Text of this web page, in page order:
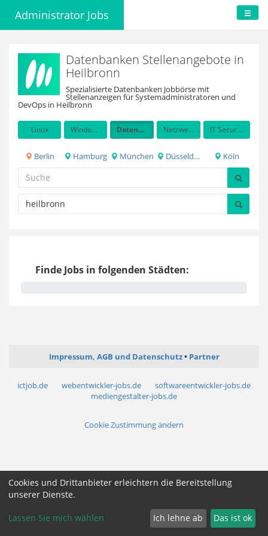
Administrator Jobs
Datenbanken Stellenangebote in
Heilbronn
Spezialisierte Datenbanken Jobbörse mit
Stellenanzeigen für Systemadministratoren und
DevOps in Heilbronn
Linux Windows Server Datenbanken Netzwerkadministration IT Security / Auditing
Berlin Hamburg München Düsseldorf Köln
Finde Jobs in folgenden Städten:
Impressum, AGB und Datenschutz Partner
ictjob.de webentwickler-jobs.de
softwareentwickler-jobs.de
mediengestalter-jobs.de
Cookie Zustimmung ändern
Cookies und Drittanbieter erleichtern die Bereitstellung
unserer Dienste.
Lassen Sie mich wählen Ich lehne ab Das ist ok